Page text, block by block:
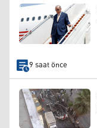
9 saat önce